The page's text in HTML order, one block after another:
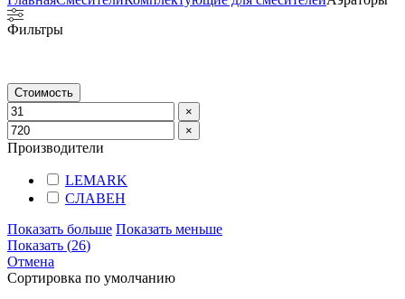
Фильтры
Стоимость
×
×
Производители
LEMARK
СЛАВЕН
Показать больше Показать меньше
Показать (26)
Отмена
Сортировка по умолчанию